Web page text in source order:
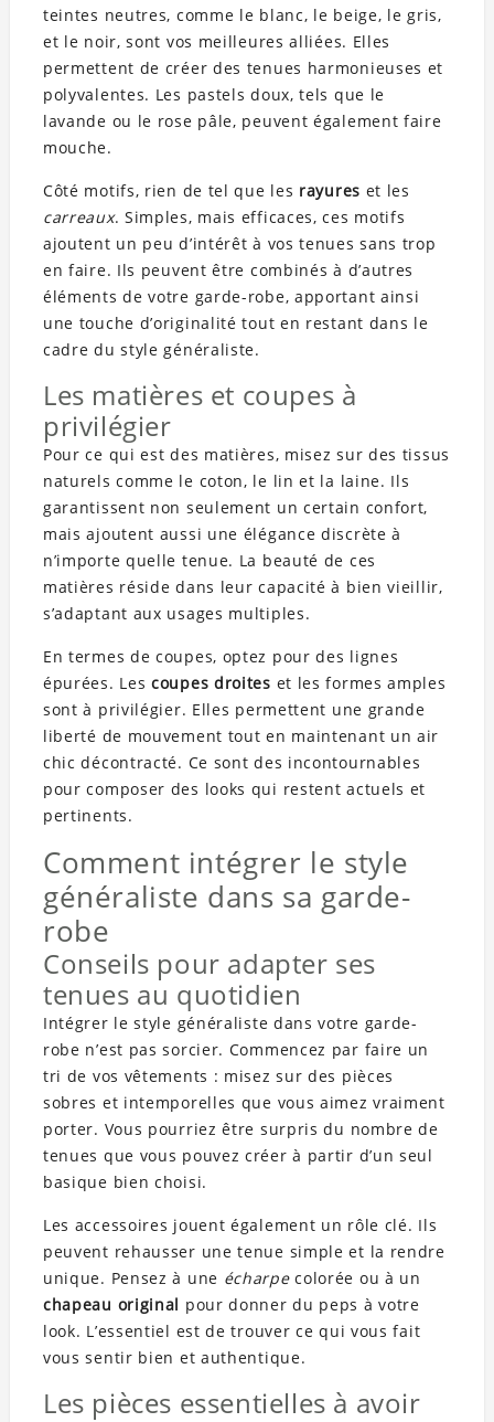
teintes neutres, comme le blanc, le beige, le gris,
et le noir, sont vos meilleures alliées. Elles
permettent de créer des tenues harmonieuses et
polyvalentes. Les pastels doux, tels que le
lavande ou le rose pâle, peuvent également faire
mouche.
Côté motifs, rien de tel que les rayures et les
carreaux. Simples, mais efficaces, ces motifs
ajoutent un peu d’intérêt à vos tenues sans trop
en faire. Ils peuvent être combinés à d’autres
éléments de votre garde-robe, apportant ainsi
une touche d’originalité tout en restant dans le
cadre du style généraliste.
Les matières et coupes à
privilégier
Pour ce qui est des matières, misez sur des tissus
naturels comme le coton, le lin et la laine. Ils
garantissent non seulement un certain confort,
mais ajoutent aussi une élégance discrète à
n’importe quelle tenue. La beauté de ces
matières réside dans leur capacité à bien vieillir,
s’adaptant aux usages multiples.
En termes de coupes, optez pour des lignes
épurées. Lescoupes droites et les formes amples
sont à privilégier. Elles permettent une grande
liberté de mouvement tout en maintenant un air
chic décontracté. Ce sont des incontournables
pour composer des looks qui restent actuels et
pertinents.
Comment intégrer le style
généraliste dans sa garde-
robe
Conseils pour adapter ses
tenues au quotidien
Intégrer le style généraliste dans votre garde-
robe n’est pas sorcier. Commencez par faire un
tri de vos vêtements : misez sur des pièces
sobres et intemporelles que vous aimez vraiment
porter. Vous pourriez être surpris du nombre de
tenues que vous pouvez créer à partir d’un seul
basique bien choisi.
Les accessoires jouent également un rôle clé. Ils
peuvent rehausser une tenue simple et la rendre
unique. Pensez à une écharpecolorée ou à un
chapeau original pour donner du peps à votre
look. L’essentiel est de trouver ce qui vous fait
vous sentir bien et authentique.
Les pièces essentielles à avoir